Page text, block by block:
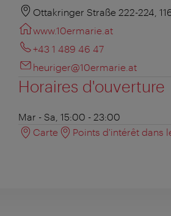
Ottakringer Straße 222-224,
www.10ermarie.at
+43 1 489 46 47
heuriger@10ermarie.at
Horaires d'ouverture
Mar - Sa, 15:00 - 23:00
Carte
Points d'intérêt dans